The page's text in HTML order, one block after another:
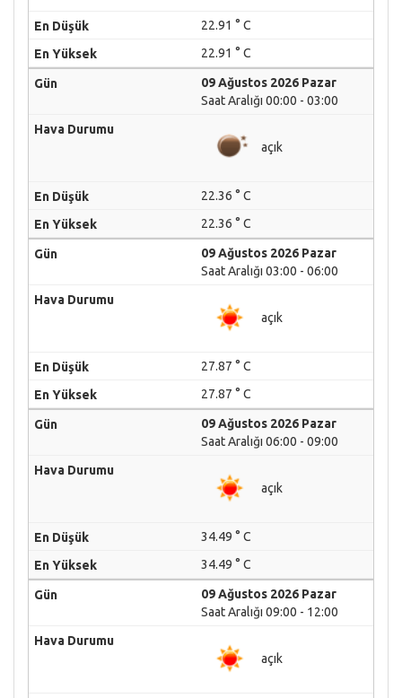
22.91 ° C
22.91 ° C
09 Ağustos 2026 Pazar
Saat Aralığı 00:00 - 03:00
açık
22.36 ° C
22.36 ° C
09 Ağustos 2026 Pazar
Saat Aralığı 03:00 - 06:00
açık
27.87 ° C
27.87 ° C
09 Ağustos 2026 Pazar
Saat Aralığı 06:00 - 09:00
açık
34.49 ° C
34.49 ° C
09 Ağustos 2026 Pazar
Saat Aralığı 09:00 - 12:00
açık